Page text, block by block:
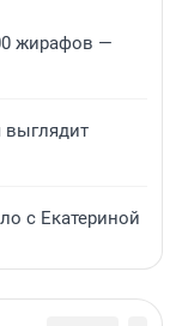
жирафов —
выглядит
с Екатериной